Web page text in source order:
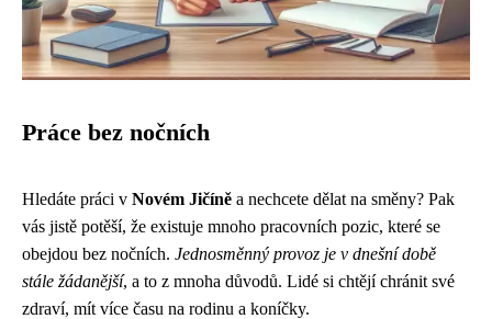
Práce bez nočních
Hledáte práci v Novém Jičíně a nechcete dělat na směny? Pak
vás jistě potěší, že existuje mnoho pracovních pozic, které se
obejdou bez nočních. Jednosměnný provoz je v dnešní době
stále žádanější, a to z mnoha důvodů. Lidé si chtějí chránit své
zdraví, mít více času na rodinu a koníčky.